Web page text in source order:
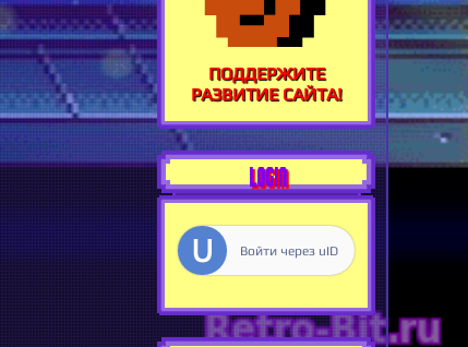
ПОДДЕРЖИТЕ
РАЗВИТИЕ САЙТА!
LOGIN
Войти через uID